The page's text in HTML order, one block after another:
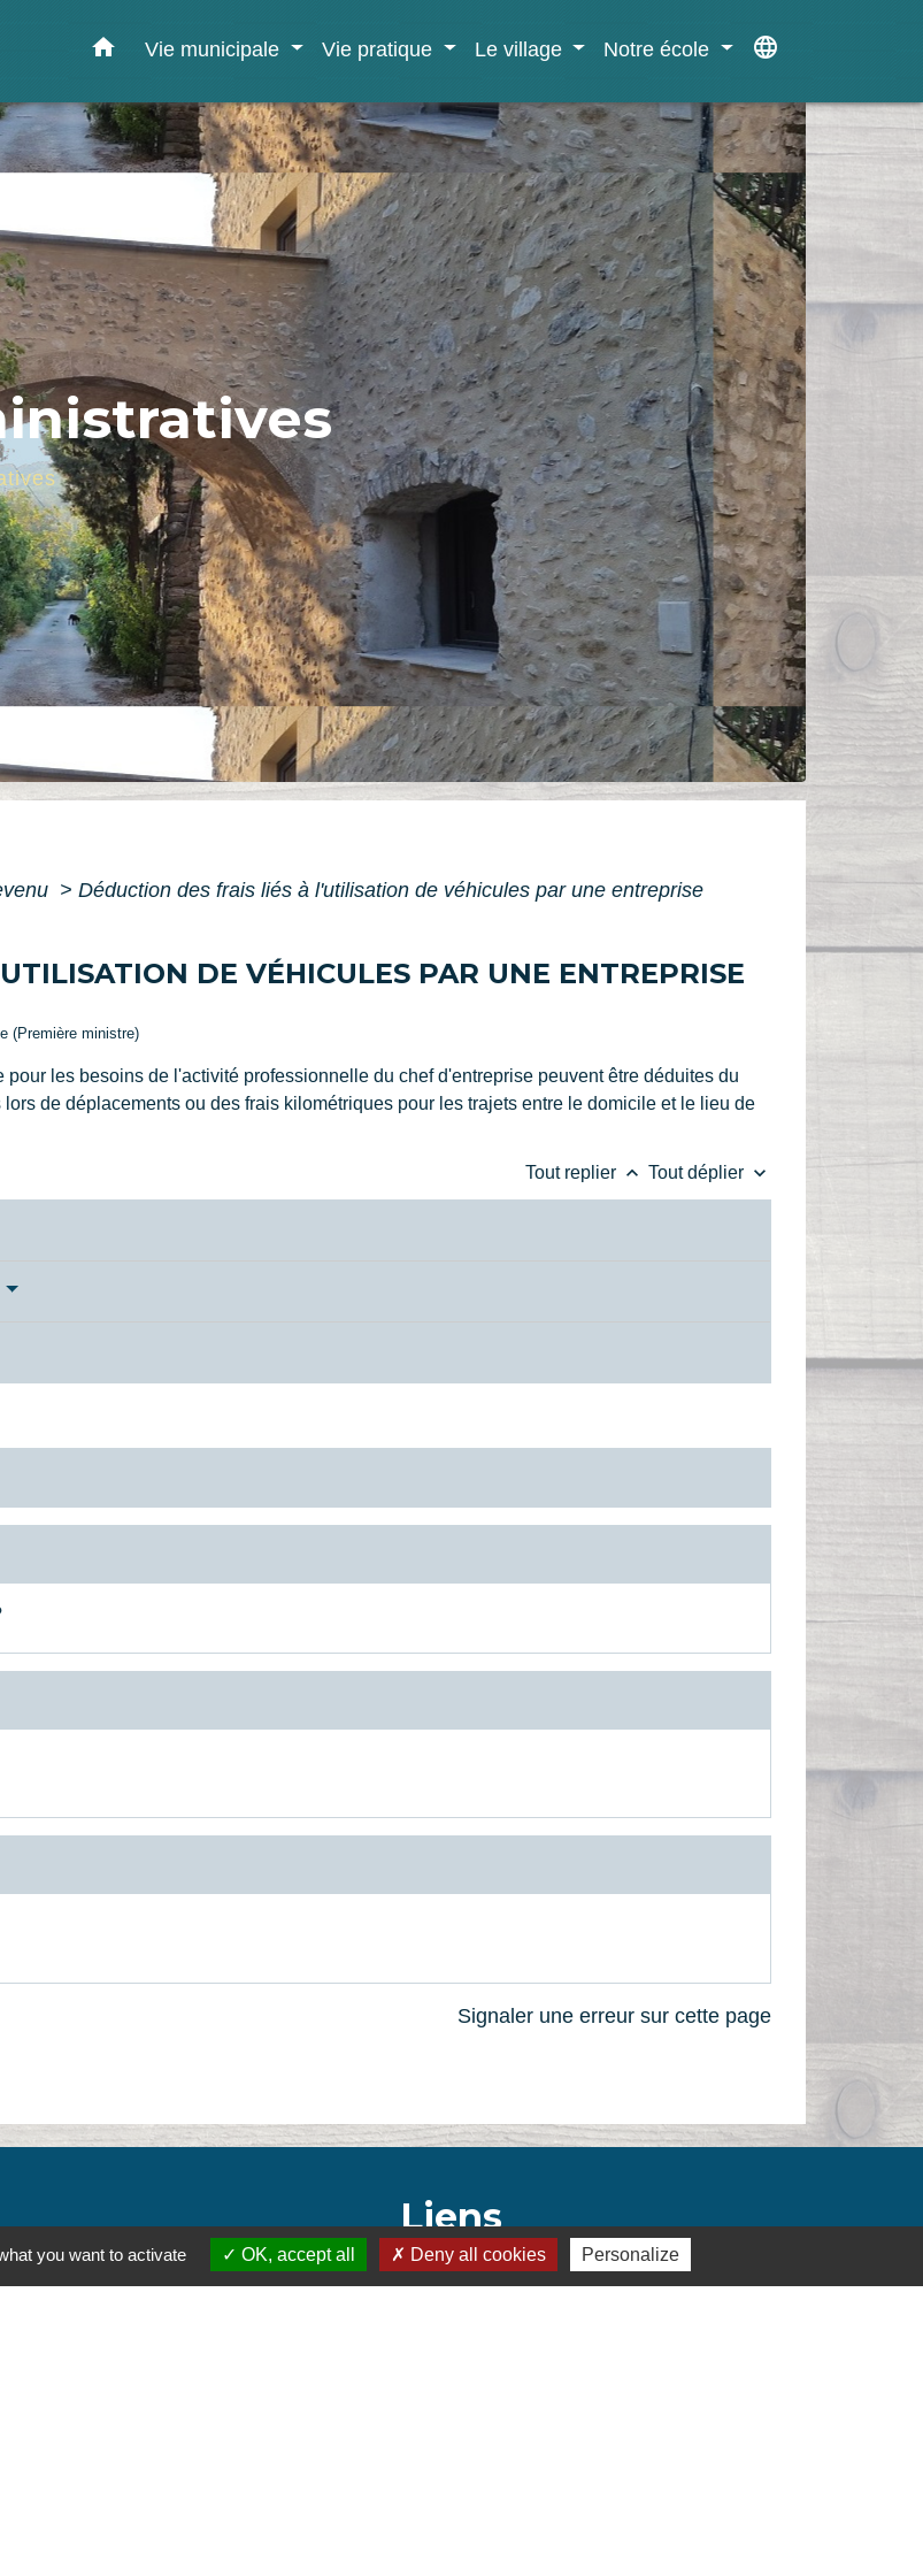
home Vie municipale Vie pratique Le village Notre école language
> Déduction des frais liés à l'utilisation de véhicules par une entreprise
DE VÉHICULES PAR UNE ENTREPRISE
(Première ministre)
les besoins de l'activité professionnelle du chef d'entreprise peuvent être déduites du
de déplacements ou des frais kilométriques pour les trajets entre le domicile et le lieu de
Tout replier keyboard_arrow_up Tout déplier keyboard_arrow_down
Signaler une erreur sur cette page
Liens
you want to activate OK, accept all Deny all cookies Personalize